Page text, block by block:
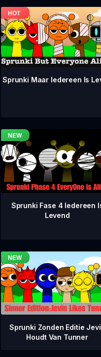
Sprunki Maar Iedereen Is
Sprunki Fase 4 Iedereen
Levend
Sprunki Zonden Editie
Houdt Van Tunner